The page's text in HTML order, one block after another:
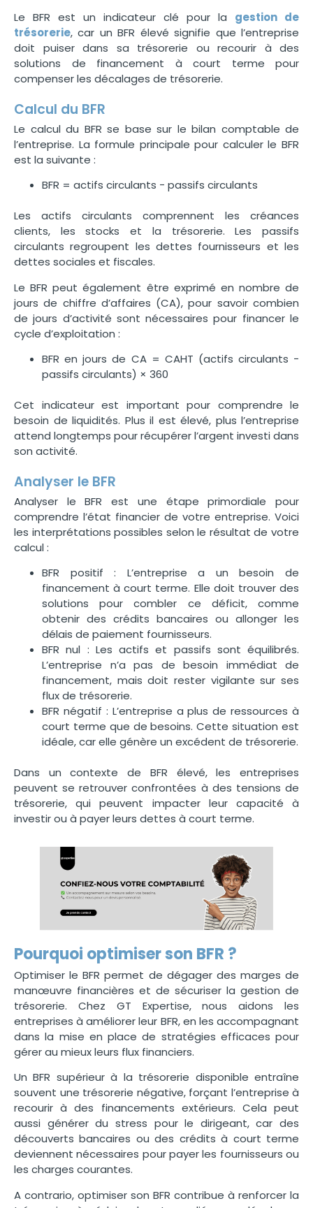
Le BFR est un indicateur clé pour la gestion de
trésorerie, car un BFR élevé signifie que l’entreprise
doit puiser dans sa trésorerie ou recourir à des
solutions de financement à court terme pour
compenser les décalages de trésorerie.
Calcul du BFR
Le calcul du BFR se base sur le bilan comptable de
l’entreprise. La formule principale pour calculer le BFR
est la suivante :
BFR = actifs circulants − passifs circulants
Les actifs circulants comprennent les créances
clients, les stocks et la trésorerie. Les passifs
circulants regroupent les dettes fournisseurs et les
dettes sociales et fiscales.
Le BFR peut également être exprimé en nombre de
jours de chiffre d’affaires (CA), pour savoir combien
de jours d’activité sont nécessaires pour financer le
cycle d’exploitation :
BFRen joursde CA = CAHT (actifs circulants −
passifs circulants) × 360
Cet indicateur est important pour comprendre le
besoin de liquidités. Plus il est élevé, plus l’entreprise
attend longtemps pour récupérer l’argent investi dans
son activité.
Analyser le BFR
Analyser le BFR est une étape primordiale pour
comprendre l’état financier de votre entreprise. Voici
les interprétations possibles selon le résultat de votre
calcul :
BFR positif : L’entreprise a un besoin de
financement à court terme. Elle doit trouver des
solutions pour combler ce déficit, comme
obtenir des crédits bancaires ou allonger les
délais de paiement fournisseurs.
BFR nul : Les actifs et passifs sont équilibrés.
L’entreprise n’a pas de besoin immédiat de
financement, mais doit rester vigilante sur ses
flux de trésorerie.
BFR négatif : L’entreprise a plus de ressources à
court terme que de besoins. Cette situation est
idéale, car elle génère un excédent de trésorerie.
Dans un contexte de BFR élevé, les entreprises
peuvent se retrouver confrontées à des tensions de
trésorerie, qui peuvent impacter leur capacité à
investir ou à payer leurs dettes à court terme.
Pourquoi optimiser son BFR ?
Optimiser le BFR permet de dégager des marges de
manœuvre financières et de sécuriser la gestion de
trésorerie. Chez GT Expertise, nous aidons les
entreprises à améliorer leur BFR, en les accompagnant
dans la mise en place de stratégies efficaces pour
gérer au mieux leurs flux financiers.
Un BFR supérieur à la trésorerie disponible entraîne
souvent une trésorerie négative, forçant l’entreprise à
recourir à des financements extérieurs. Cela peut
aussi générer du stress pour le dirigeant, car des
découverts bancaires ou des crédits à court terme
deviennent nécessaires pour payer les fournisseurs ou
les charges courantes.
A contrario, optimiser son BFR contribue à renforcer la